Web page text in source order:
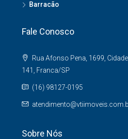
Barracão
Fale Conosco
Rua Afonso Pena, 1699,
141, Franca/SP
(16) 98127-0195
Sobre Nós